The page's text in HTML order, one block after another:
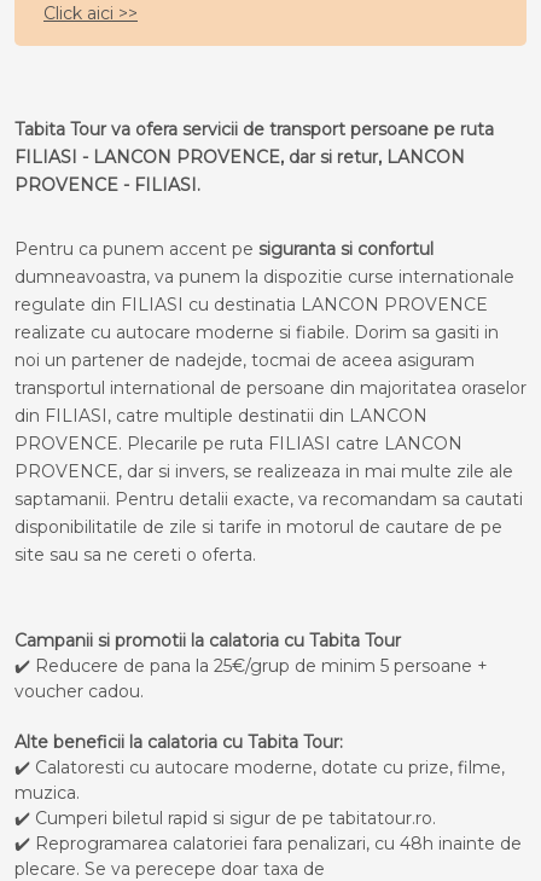
Click aici >>
Tabita Tour va ofera servicii de transport persoane pe ruta
FILIASI - LANCON PROVENCE, dar si retur, LANCON
PROVENCE - FILIASI.
Pentru ca punem accent pe siguranta si confortul
dumneavoastra, va punem la dispozitie curse internationale
regulate din FILIASI cu destinatia LANCON PROVENCE
realizate cu autocare moderne si fiabile. Dorim sa gasiti in
noi un partener de nadejde, tocmai de aceea asiguram
transportul international de persoane din majoritatea oraselor
din FILIASI, catre multiple destinatii din LANCON
PROVENCE. Plecarile pe ruta FILIASI catre LANCON
PROVENCE, dar si invers, se realizeaza in mai multe zile ale
saptamanii. Pentru detalii exacte, va recomandam sa cautati
disponibilitatile de zile si tarife in motorul de cautare de pe
site sau sa ne cereti o oferta.
Campanii si promotii la calatoria cu Tabita Tour
✔️ Reducere de pana la 25€/grup de minim 5 persoane +
voucher cadou.
Alte beneficii la calatoria cu Tabita Tour:
✔️ Calatoresti cu autocare moderne, dotate cu prize, filme,
muzica.
✔️ Cumperi biletul rapid si sigur de pe tabitatour.ro.
✔️ Reprogramarea calatoriei fara penalizari, cu 48h inainte de
plecare. Se va perecepe doar taxa de